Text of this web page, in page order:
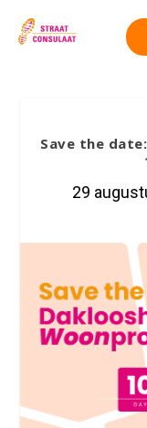
Save the
29